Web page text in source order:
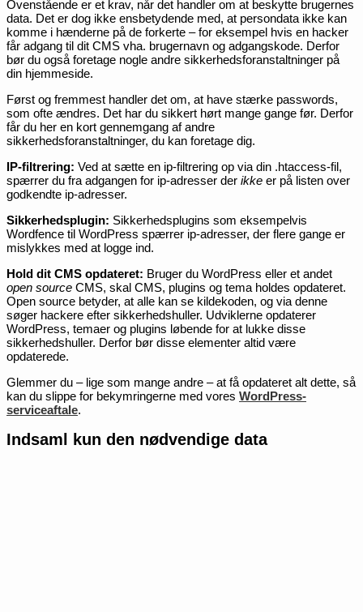
Ovenstående er et krav, når det handler om at beskytte brugernes
data. Det er dog ikke ensbetydende med, at persondata ikke kan
komme i hænderne på de forkerte – for eksempel hvis en hacker
får adgang til dit CMS vha. brugernavn og adgangskode. Derfor
bør du også foretage nogle andre sikkerhedsforanstaltninger på
din hjemmeside.
Først og fremmest handler det om, at have stærke passwords,
som ofte ændres. Det har du sikkert hørt mange gange før. Derfor
får du her en kort gennemgang af andre
sikkerhedsforanstaltninger, du kan foretage dig.
IP-filtrering: Ved at sætte en ip-filtrering op via din .htaccess-fil,
spærrer du fra adgangen for ip-adresser der ikke er på listen over
godkendte ip-adresser.
Sikkerhedsplugin: Sikkerhedsplugins som eksempelvis
Wordfence til WordPress spærrer ip-adresser, der flere gange er
mislykkes med at logge ind.
Hold dit CMS opdateret: Bruger du WordPress eller et andet
open source CMS, skal CMS, plugins og tema holdes opdateret.
Open source betyder, at alle kan se kildekoden, og via denne
søger hackere efter sikkerhedshuller. Udviklerne opdaterer
WordPress, temaer og plugins løbende for at lukke disse
sikkerhedshuller. Derfor bør disse elementer altid være
opdaterede.
Glemmer du – lige som mange andre – at få opdateret alt dette, så
kan du slippe for bekymringerne med vores WordPress-
serviceaftale.
Indsaml kun den nødvendige data